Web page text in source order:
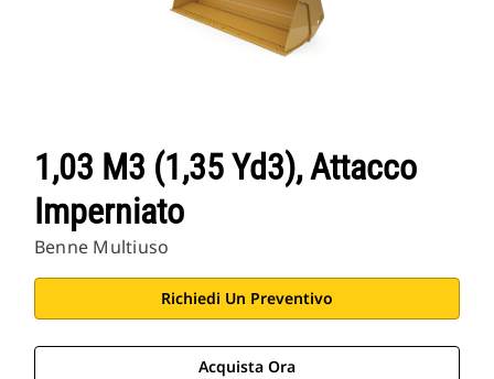
1,03 M3 (1,35 Yd3), Attacco
Imperniato
Benne Multiuso
Richiedi Un Preventivo
Acquista Ora